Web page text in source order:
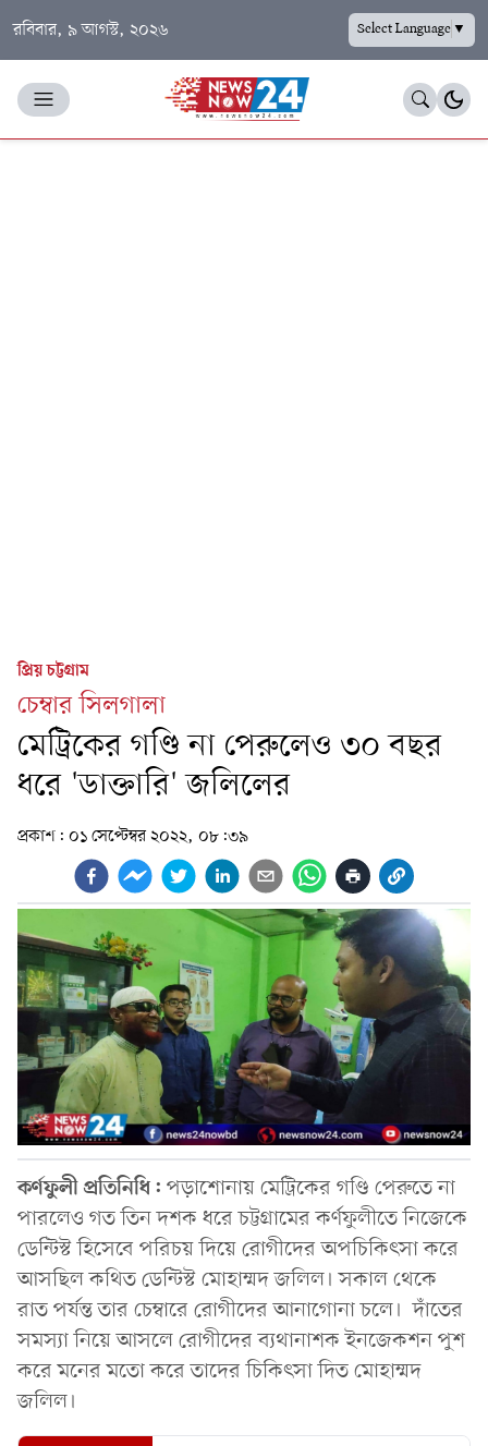
রবিবার, ৯ আগস্ট, ২০২৬ Select Language▼
প্রিয় চট্টগ্রাম
চেম্বার সিলগালা
মেট্রিকের গণ্ডি না পেরুলেও ৩০ বছর
ধরে 'ডাক্তারি' জলিলের
প্রকাশ: ০১ সেপ্টেম্বর ২০২২, ০৮:৩৯
কর্ণফুলী প্রতিনিধি: পড়াশোনায় মেট্রিকের গণ্ডি পেরুতে না
পারলেও গত তিন দশক ধরে চট্টগ্রামের কর্ণফুলীতে নিজেকে
ডেন্টিস্ট হিসেবে পরিচয় দিয়ে রোগীদের অপচিকিৎসা করে
আসছিল কথিত ডেন্টিস্ট মোহাম্মদ জলিল। সকাল থেকে
রাত পর্যন্ত তার চেম্বারে রোগীদের আনাগোনা চলে। দাঁতের
সমস্যা নিয়ে আসলে রোগীদের ব্যথানাশক ইনজেকশন পুশ
করে মনের মতো করে তাদের চিকিৎসা দিত মোহাম্মদ
জলিল।